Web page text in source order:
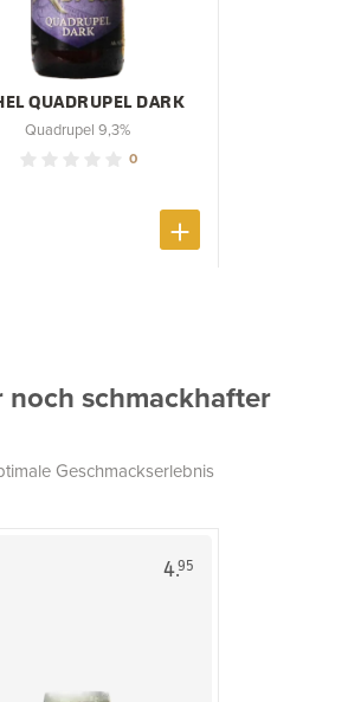
QUADRUPEL DARK
Quadrupel 9,3%
0
schmackhafter
Geschmackserlebnis
4.95